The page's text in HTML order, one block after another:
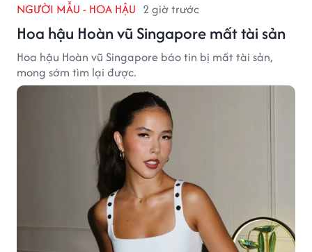
NGƯỜI MẪU - HOA HẬU 2 giờ trước
Hoa hậu Hoàn vũ Singapore mất tài sản
Hoa hậu Hoàn vũ Singapore báo tin bị mất tài sản,
mong sớm tìm lại được.